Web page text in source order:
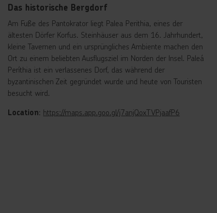
Das historische Bergdorf
Am Fuße des Pantokrator liegt Palea Perithia, eines der
ältesten Dörfer Korfus. Steinhäuser aus dem 16. Jahrhundert,
kleine Tavernen und ein ursprüngliches Ambiente machen den
Ort zu einem beliebten Ausflugsziel im Norden der Insel. Paleá
Períthia ist ein verlassenes Dorf, das während der
byzantinischen Zeit gegründet wurde und heute von Touristen
besucht wird.
Location: https://maps.app.goo.gl/j7anjQoxTVPjaafP6